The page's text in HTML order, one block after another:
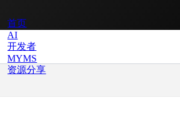
首页
AI
开发者
MYMS
资源分享